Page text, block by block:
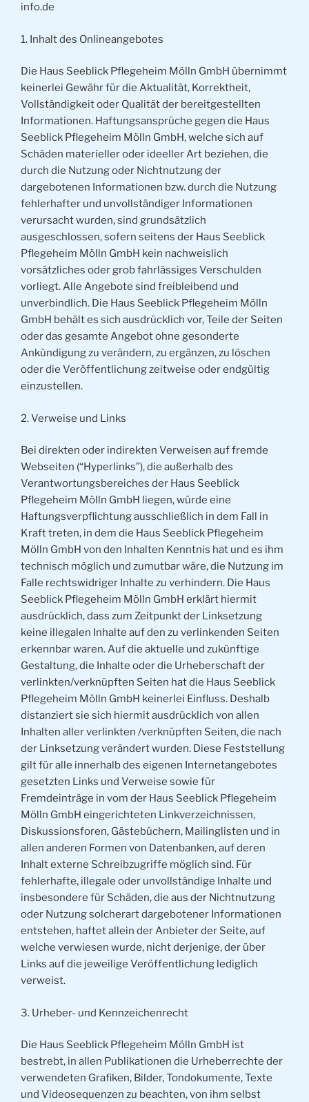
info.de
1. Inhalt des Onlineangebotes
Die Haus Seeblick Pflegeheim Mölln GmbH übernimmt
keinerlei Gewähr für die Aktualität, Korrektheit,
Vollständigkeit oder Qualität der bereitgestellten
Informationen. Haftungsansprüche gegen die Haus
Seeblick Pflegeheim Mölln GmbH, welche sich auf
Schäden materieller oder ideeller Art beziehen, die
durch die Nutzung oder Nichtnutzung der
dargebotenen Informationen bzw. durch die Nutzung
fehlerhafter und unvollständiger Informationen
verursacht wurden, sind grundsätzlich
ausgeschlossen, sofern seitens der Haus Seeblick
Pflegeheim Mölln GmbH kein nachweislich
vorsätzliches oder grob fahrlässiges Verschulden
vorliegt. Alle Angebote sind freibleibend und
unverbindlich. Die Haus Seeblick Pflegeheim Mölln
GmbH behält es sich ausdrücklich vor, Teile der Seiten
oder das gesamte Angebot ohne gesonderte
Ankündigung zu verändern, zu ergänzen, zu löschen
oder die Veröffentlichung zeitweise oder endgültig
einzustellen.
2. Verweise und Links
Bei direkten oder indirekten Verweisen auf fremde
Webseiten (“Hyperlinks”), die außerhalb des
Verantwortungsbereiches der Haus Seeblick
Pflegeheim Mölln GmbH liegen, würde eine
Haftungsverpflichtung ausschließlich in dem Fall in
Kraft treten, in dem die Haus Seeblick Pflegeheim
Mölln GmbH von den Inhalten Kenntnis hat und es ihm
technisch möglich und zumutbar wäre, die Nutzung im
Falle rechtswidriger Inhalte zu verhindern. Die Haus
Seeblick Pflegeheim Mölln GmbH erklärt hiermit
ausdrücklich, dass zum Zeitpunkt der Linksetzung
keine illegalen Inhalte auf den zu verlinkenden Seiten
erkennbar waren. Auf die aktuelle und zukünftige
Gestaltung, die Inhalte oder die Urheberschaft der
verlinkten/verknüpften Seiten hat die Haus Seeblick
Pflegeheim Mölln GmbH keinerlei Einfluss. Deshalb
distanziert sie sich hiermit ausdrücklich von allen
Inhalten aller verlinkten /verknüpften Seiten, die nach
der Linksetzung verändert wurden. Diese Feststellung
gilt für alle innerhalb des eigenen Internetangebotes
gesetzten Links und Verweise sowie für
Fremdeinträge in vom der Haus Seeblick Pflegeheim
Mölln GmbH eingerichteten Linkverzeichnissen,
Diskussionsforen, Gästebüchern, Mailinglisten und in
allen anderen Formen von Datenbanken, auf deren
Inhalt externe Schreibzugriffe möglich sind. Für
fehlerhafte, illegale oder unvollständige Inhalte und
insbesondere für Schäden, die aus der Nichtnutzung
oder Nutzung solcherart dargebotener Informationen
entstehen, haftet allein der Anbieter der Seite, auf
welche verwiesen wurde, nicht derjenige, der über
Links auf die jeweilige Veröffentlichung lediglich
verweist.
3. Urheber- und Kennzeichenrecht
Die Haus Seeblick Pflegeheim Mölln GmbH ist
bestrebt, in allen Publikationen die Urheberrechte der
verwendeten Grafiken, Bilder, Tondokumente, Texte
und Videosequenzen zu beachten, von ihm selbst